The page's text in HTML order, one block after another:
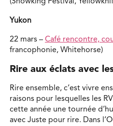
Yukon
22 mars – Café rencontre,
francophonie, Whitehorse)
Rire aux éclats avec
Rire ensemble, c’est vivre
raisons pour lesquelles les
cette année une tournée
avec Juste pour rire. Dans